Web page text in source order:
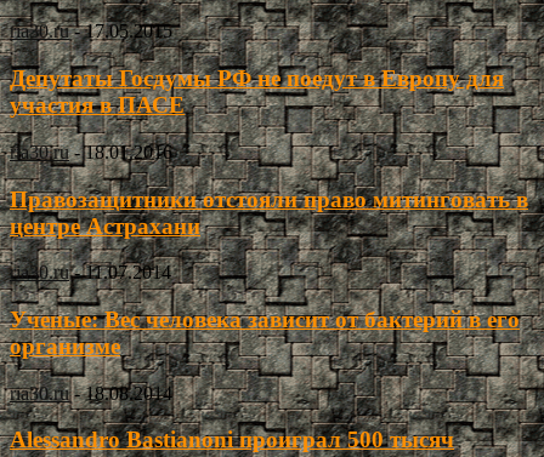
ria30.ru - 17.05.2015
Депутаты Госдумы РФ не поедут в Европу для
участия в ПАСЕ
ria30.ru - 18.01.2016
Правозащитники отстояли право митинговать в
центре Астрахани
ria30.ru - 11.07.2014
Ученые: Вес человека зависит от бактерий в его
организме
ria30.ru - 18.08.2014
Alessandro Bastianoni проиграл 500 тысяч